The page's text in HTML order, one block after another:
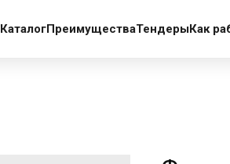
КаталогПреимуществаТендерыКак